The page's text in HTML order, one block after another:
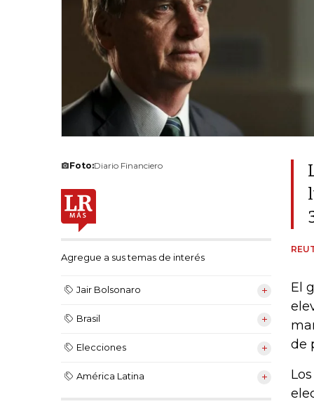
Foto:Diario Financiero
Agregue a sus temas de interés
Jair Bolsonaro
Brasil
Elecciones
América Latina
El
de